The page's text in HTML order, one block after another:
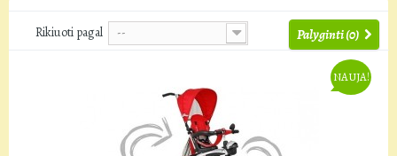
Rikiuoti pagal -- Palyginti (0)
NAUJA!